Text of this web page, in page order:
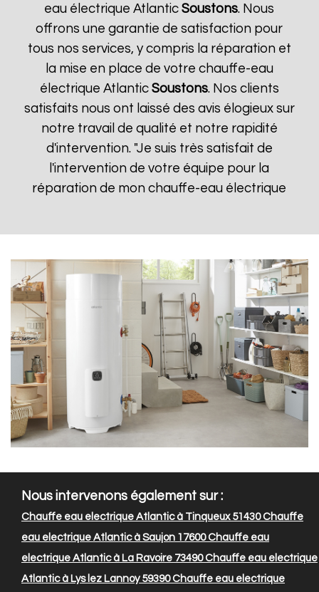
eau électrique AtlanticSoustons. Nous
offrons une garantie de satisfaction pour
tous nos services, y compris la réparation et
la mise en place de votre chauffe-eau
électrique Atlantic Soustons. Nos clients
satisfaits nous ont laissé des avis élogieux sur
notre travail de qualité et notre rapidité
d'intervention. "Je suis très satisfait de
l'intervention de votre équipe pour la
réparation de mon chauffe-eau électrique
Nous intervenons également sur :
Chauffe eau electrique Atlantic à Tinqueux 51430Chauffe
eau electrique Atlantic à Saujon 17600Chauffe eau
electrique Atlantic à La Ravoire 73490Chauffe eau electrique
Atlantic à Lys lez Lannoy 59390Chauffe eau electrique